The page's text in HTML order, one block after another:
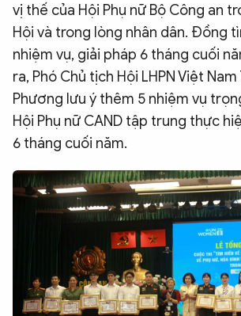
vị thế của Hội Phụ nữ Bộ Công an
Hội và trong lòng nhân dân. Đồng
nhiệm vụ, giải pháp 6 tháng cuối
ra, Phó Chủ tịch Hội LHPN Việt Nam
Phương lưu ý thêm 5 nhiệm vụ
Hội Phụ nữ CAND tập trung thực
6 tháng cuối năm.